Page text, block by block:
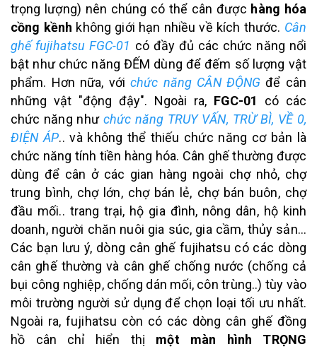
trọng lượng) nên chúng có thể cân được hàng hóa
cồng kềnh không giới hạn nhiều về kích thước. Cân
ghế fujihatsu FGC-01 có đầy đủ các chức năng nổi
bật như chức năng ĐẾM dùng để đếm số lượng vật
phẩm. Hơn nữa, vớichức năng CÂN ĐỘNG để cân
những vật "động đậy". Ngoài ra, FGC-01
có các
chức năng như chức năng TRUY VẤN, TRỪ BÌ, VỀ 0,
ĐIỆN ÁP.. và không thể thiếu chức năng cơ bản là
chức năng tính tiền hàng hóa. Cân ghế thường được
dùng để cân ở các gian hàng ngoài chợ nhỏ, chợ
trung bình, chợ lớn, chợ bán lẻ, chợ bán buôn, chợ
đầu mối.. trang trại, hộ gia đình, nông dân, hộ kinh
doanh, người chăn nuôi gia súc, gia cầm, thủy sản...
Các bạn lưu ý, dòng cân ghế fujihatsu có các dòng
cân ghế thường và cân ghế chống nước (chống cả
bụi công nghiệp, chống dán mối, côn trùng..) tùy vào
môi trường người sử dụng để chọn loại tối ưu nhất.
Ngoài ra, fujihatsu còn có các dòng cân ghế đồng
hồ cân chỉ hiển thị một màn hình TRỌNG